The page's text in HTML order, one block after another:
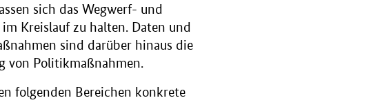
sich das Wegwerf- und
Kreislauf zu halten. Daten und
sind darüber hinaus die
von Politikmaßnahmen.
folgenden Bereichen konkrete